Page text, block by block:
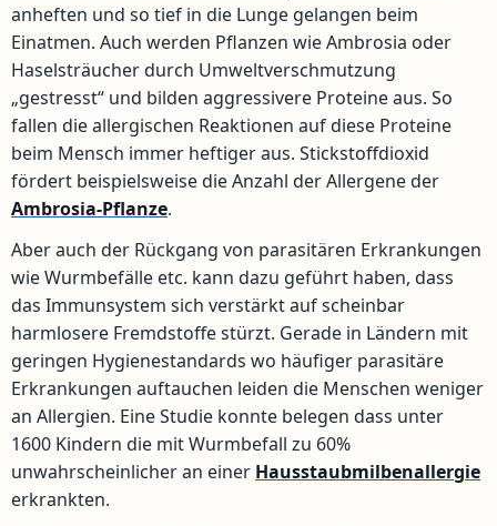
anheften und so tief in die Lunge gelangen beim
Einatmen. Auch werden Pflanzen wie Ambrosia oder
Haselsträucher durch Umweltverschmutzung
„gestresst“ und bilden aggressivere Proteine aus. So
fallen die allergischen Reaktionen auf diese Proteine
beim Mensch immer heftiger aus. Stickstoffdioxid
fördert beispielsweise die Anzahl der Allergene der
Ambrosia-Pflanze.
Aber auch der Rückgang von parasitären Erkrankungen
wie Wurmbefälle etc. kann dazu geführt haben, dass
das Immunsystem sich verstärkt auf scheinbar
harmlosere Fremdstoffe stürzt. Gerade in Ländern mit
geringen Hygienestandards wo häufiger parasitäre
Erkrankungen auftauchen leiden die Menschen weniger
an Allergien. Eine Studie konnte belegen dass unter
1600 Kindern die mit Wurmbefall zu 60%
unwahrscheinlicher an einer Hausstaubmilbenallergie
erkrankten.